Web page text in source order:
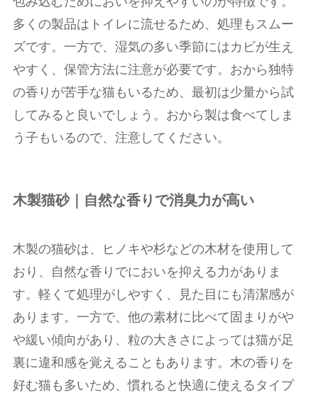
多くの製品はトイレに流せるため、処理もスムー
ズです。一方で、湿気の多い季節にはカビが生え
やすく、保管方法に注意が必要です。おから独特
の香りが苦手な猫もいるため、最初は少量から試
してみると良いでしょう。おから製は食べてしま
う子もいるので、注意してください。
木製猫砂｜自然な香りで消臭力が高い
木製の猫砂は、ヒノキや杉などの木材を使用して
おり、自然な香りでにおいを抑える力がありま
す。軽くて処理がしやすく、見た目にも清潔感が
あります。一方で、他の素材に比べて固まりがや
や緩い傾向があり、粒の大きさによっては猫が足
裏に違和感を覚えることもあります。木の香りを
好む猫も多いため、慣れると快適に使えるタイプ